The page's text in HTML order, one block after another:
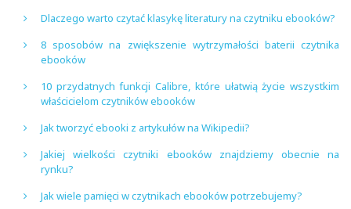
Dlaczego warto czytać klasykę literatury na czytniku ebooków?
8 sposobów na zwiększenie wytrzymałości baterii czytnika
ebooków
10 przydatnych funkcji Calibre, które ułatwią życie wszystkim
właścicielom czytników ebooków
Jak tworzyć ebooki z artykułów na Wikipedii?
Jakiej wielkości czytniki ebooków znajdziemy obecnie na
rynku?
Jak wiele pamięci w czytnikach ebooków potrzebujemy?